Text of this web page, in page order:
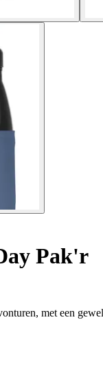
Pak'r
met een